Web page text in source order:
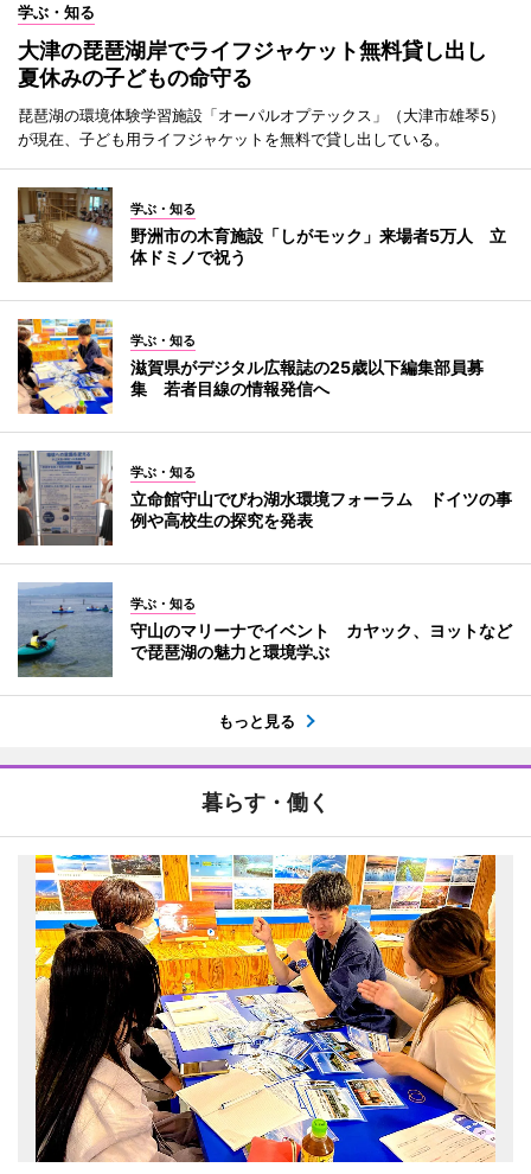
学ぶ・知る
大津の琵琶湖岸でライフジャケット無料貸し出し
夏休みの子どもの命守る
琵琶湖の環境体験学習施設「オーパルオプテックス」（大津市雄琴5）
が現在、子ども用ライフジャケットを無料で貸し出している。
学ぶ・知る
野洲市の木育施設「しがモック」来場者5万人 立
体ドミノで祝う
学ぶ・知る
滋賀県がデジタル広報誌の25歳以下編集部員募
集 若者目線の情報発信へ
学ぶ・知る
立命館守山でびわ湖水環境フォーラム ドイツの事
例や高校生の探究を発表
学ぶ・知る
守山のマリーナでイベント カヤック、ヨットなど
で琵琶湖の魅力と環境学ぶ
もっと見る
暮らす・働く